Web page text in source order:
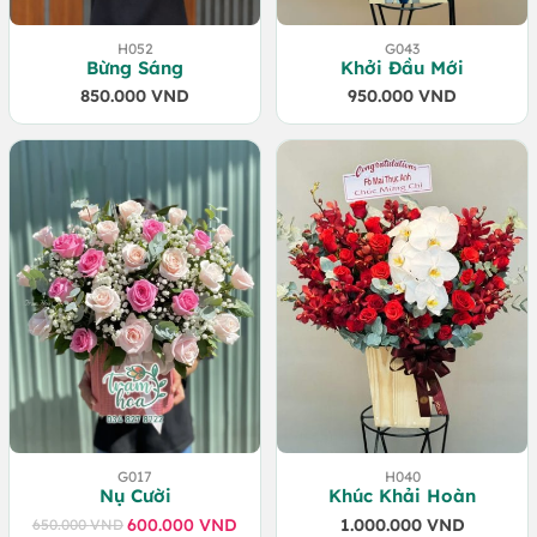
H052
Bừng Sáng
850.000 VND
G043
Khởi Đầu Mới
950.000 VND
G017
Nụ Cười
650.000VND Giá
600.000VND
Giá
H040
Khúc Khải Hoàn
1.000.000 VND